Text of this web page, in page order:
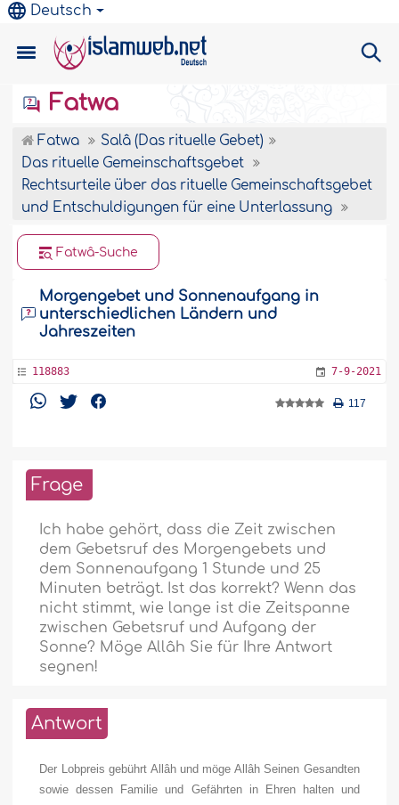
Deutsch
Fatwa
Fatwa
Salâ (Das rituelle Gebet)
Das rituelle Gemeinschaftsgebet
Rechtsurteile über das rituelle Gemeinschaftsgebet
und Entschuldigungen für eine Unterlassung
Fatwâ-Suche
Morgengebet und Sonnenaufgang in
unterschiedlichen Ländern und
Jahreszeiten
118883 7-9-2021
117
Frage
Ich habe gehört, dass die Zeit zwischen
dem Gebetsruf des Morgengebets und
dem Sonnenaufgang 1 Stunde und 25
Minuten beträgt. Ist das korrekt? Wenn das
nicht stimmt, wie lange ist die Zeitspanne
zwischen Gebetsruf und Aufgang der
Sonne? Möge Allâh Sie für Ihre Antwort
segnen!
Antwort
Der Lobpreis gebührt Allâh und möge Allâh Seinen Gesandten
sowie dessen Familie und Gefährten in Ehren halten und